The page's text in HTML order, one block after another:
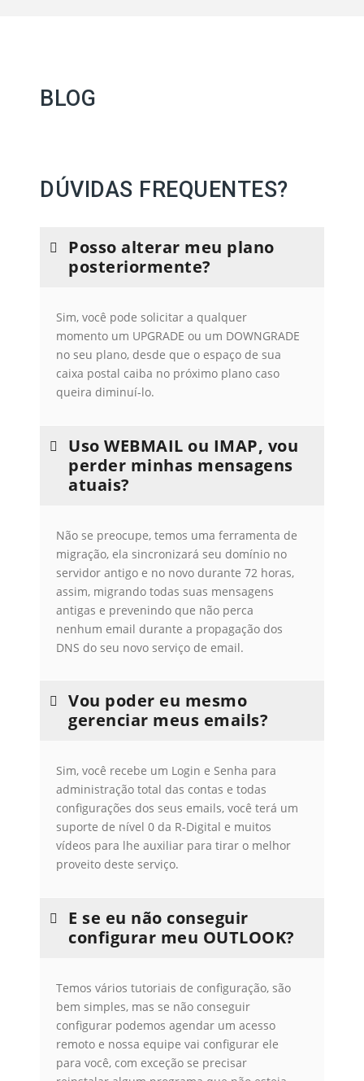
BLOG
DÚVIDAS FREQUENTES?
Posso alterar meu plano
posteriormente?
Sim, você pode solicitar a qualquer
momento um UPGRADE ou um DOWNGRADE
no seu plano, desde que o espaço de sua
caixa postal caiba no próximo plano caso
queira diminuí-lo.
Uso WEBMAIL ou IMAP, vou
perder minhas mensagens
atuais?
Não se preocupe, temos uma ferramenta de
migração, ela sincronizará seu domínio no
servidor antigo e no novo durante 72 horas,
assim, migrando todas suas mensagens
antigas e prevenindo que não perca
nenhum email durante a propagação dos
DNS do seu novo serviço de email.
Vou poder eu mesmo
gerenciar meus emails?
Sim, você recebe um Login e Senha para
administração total das contas e todas
configurações dos seus emails, você terá um
suporte de nível 0 da R-Digital e muitos
vídeos para lhe auxiliar para tirar o melhor
proveito deste serviço.
E se eu não conseguir
configurar meu OUTLOOK?
Temos vários tutoriais de configuração, são
bem simples, mas se não conseguir
configurar podemos agendar um acesso
remoto e nossa equipe vai configurar ele
para você, com exceção se precisar